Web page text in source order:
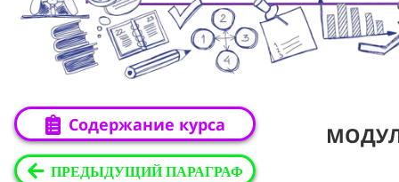
Содержание курса
ПРЕДЫДУЩИЙ ПАРАГРАФ